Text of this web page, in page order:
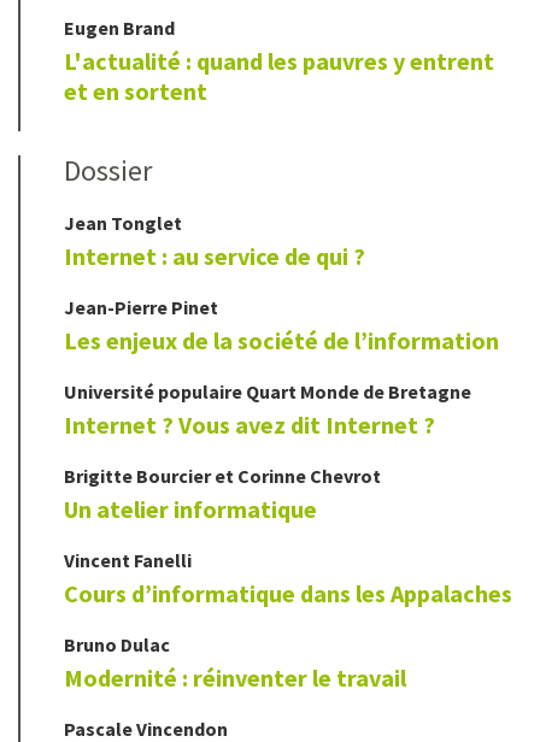
Eugen Brand
L'actualité : quand les pauvres y entrent
et en sortent
Dossier
Jean Tonglet
Internet : au service de qui ?
Jean-Pierre Pinet
Les enjeux de la société de l’information
Université populaire Quart Monde de Bretagne
Internet ? Vous avez dit Internet ?
Brigitte Bourcieret Corinne Chevrot
Un atelier informatique
Vincent Fanelli
Cours d’informatique dans les Appalaches
Bruno Dulac
Modernité : réinventer le travail
PascaleVincendon